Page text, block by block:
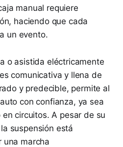
manual requiere
haciendo que cada
un evento.
o asistida eléctricamente
comunicativa y llena de
y predecible, permite al
con confianza, ya sea
circuitos. A pesar de su
suspensión está
una marcha